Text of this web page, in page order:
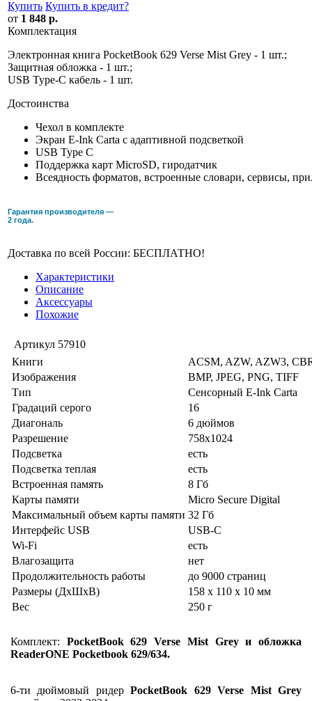
Купить Купить в кредит?
от 1 848 р.
Комплектация
Электронная книга PocketBook 629 Verse Mist Grey - 1 шт.;
Защитная обложка - 1 шт.;
USB Type-C кабель - 1 шт.
Достоинства
Чехол в комплекте
Экран E-Ink Carta с адаптивной подсветкой
USB Type C
Поддержка карт MicroSD, гиродатчик
Всеядность форматов, встроенные словари, сервисы,
Гарантия производителя —
2 года.
Доставка по всей России: БЕСПЛАТНО!
Характеристики
Описание
Аксессуары
Похожие
Артикул 57910
Книги
ACSM, AZW, AZW3,
Изображения
BMP, JPEG, PNG, TIFF
Тип
Сенсорный E-Ink Carta
Градаций серого
16
Диагональ
6 дюймов
Разрешение
758x1024
Подсветка
есть
Подсветка теплая
есть
Встроенная память
8 Гб
Карты памяти
Micro Secure Digital
Максимальный объем карты памяти 32 Гб
Интерфейс USB
USB-C
Wi-Fi
есть
Влагозащита
нет
Продолжительность работы
до 9000 страниц
Размеры (ДхШхВ)
158 x 110 x 10 мм
Вес
250 г
Комплект: PocketBook 629 Verse Mist Grey и обложка
ReaderONE Pocketbook 629/634.
6-ти дюймовый ридерPocketBook 629 Verse Mist Grey